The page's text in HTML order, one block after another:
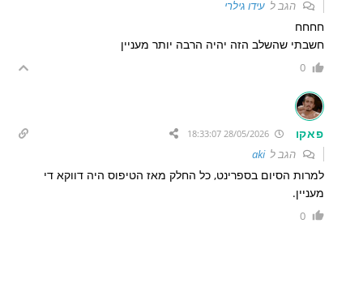
הגב לעידו גילרי
חחחח
חשבתי שהשלב הזה יהיה הרבה יותר מעניין
0
פאקו 28/05/2026 18:33:07
הגב לaki
למרות הסיום בספרינט, כל החלק מאז הטיפוס היה דווקא די
מעניין.
0